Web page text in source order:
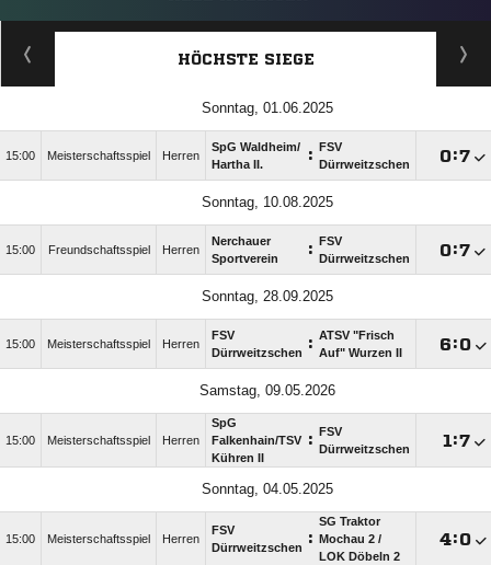
HÖCHSTE SIEGE
Sonntag, 01.06.2025
15:00 Meisterschaftsspiel Herren
SpG Waldheim/​
Hartha II.
:
FSV
Dürrweitzschen
:
Sonntag, 10.08.2025
15:00 Freundschaftsspiel Herren
Nerchauer
Sportverein
:
FSV
Dürrweitzschen
:
Sonntag, 28.09.2025
15:00 Meisterschaftsspiel Herren
FSV
Dürrweitzschen : ATSV "Frisch
Auf" Wurzen II
:
Samstag, 09.05.2026
15:00 Meisterschaftsspiel Herren
SpG
Falkenhain/​TSV
Kühren II
:
FSV
Dürrweitzschen
:
Sonntag, 04.05.2025
15:00 Meisterschaftsspiel Herren
FSV
Dürrweitzschen :
SG Traktor
Mochau 2 /​
LOK Döbeln 2
: